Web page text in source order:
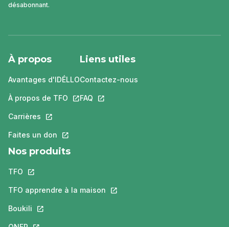
désabonnant.
À propos
Avantages d'IDÉLLO
À propos de TFO Ce lien s'ouvrira dans un nouvel onglet.
Carrières Ce lien s'ouvrira dans un nouvel onglet.
Faites un don Ce lien s'ouvrira dans un nouvel onglet.
Liens utiles
Contactez-nous
FAQ Ce lien s'ouvrira dans un nouvel
Nos produits
TFO Ce lien s'ouvrira dans un nouvel onglet.
TFO apprendre à la maison Ce lien s'ouvrira dans un nouvel
Boukili Ce lien s'ouvrira dans un nouvel onglet.